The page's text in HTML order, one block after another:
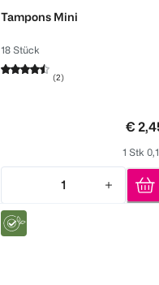
Tampons Mini
18 Stück
(2)
€
1 Stk
1
Quantity: 1